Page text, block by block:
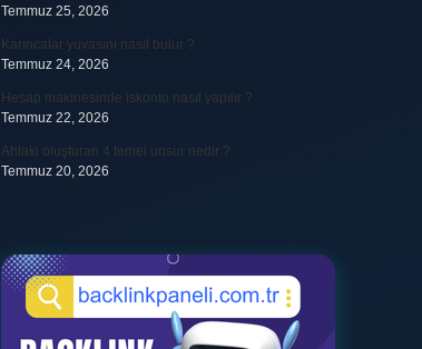
Temmuz 25, 2026
Karıncalar yuvasını nasıl bulur ?
Temmuz 24, 2026
Hesap makinesinde iskonto nasıl yapılır ?
Temmuz 22, 2026
Ahlaki oluşturan 4 temel unsur nedir ?
Temmuz 20, 2026